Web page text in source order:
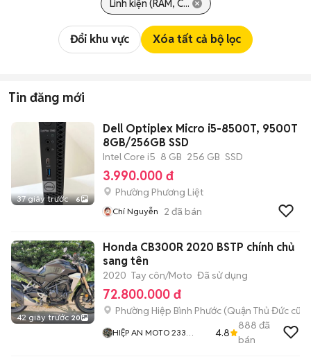
Linh kiện (RAM, C...
Đổi khu vực Xóa tất cả bộ lọc
Tin đăng mới
37 giây trước 6
Dell Optiplex Micro i5-8500T, 9500T
8GB/256GB SSD
Intel Core i5 8 GB 256 GB SSD
3.990.000 đ
Phường Phương Liệt
Chí Nguyễn 2 đã bán
42 giây trước 20
Honda CB300R 2020 BSTP chính chủ
sang tên
2020 Tay côn/Moto Đã sử dụng
72.800.000 đ
Phường Hiệp Bình Phước (Quận Thủ Đức cũ)
HIỆP AN MOTO 233
4.8
888 đã
bán